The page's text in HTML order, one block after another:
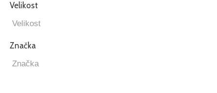
Velikost
Značka